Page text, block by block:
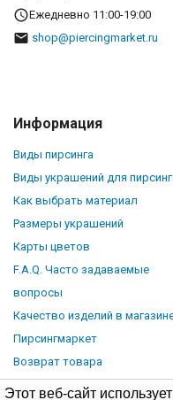
Этот веб-сайт
Ежедневно 11:00-19:00
shop@piercingmarket.ru
Информация
Виды пирсинга
Виды украшений для
Как выбрать материал
Размеры украшений
Карты цветов
F.A.Q. Часто задаваемые
вопросы
Качество изделий в
Пирсингмаркет
Возврат товара